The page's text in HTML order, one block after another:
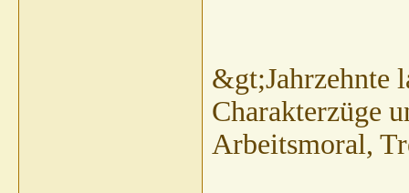
&gt;Jahrzehnte
Charakterzüge
Arbeitsmoral,